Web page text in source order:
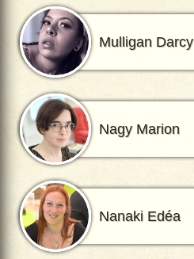
Mulligan Darcy
Nagy Marion
Nanaki Edéa